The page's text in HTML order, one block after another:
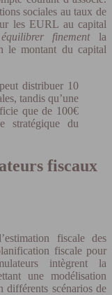
sociales au taux de
les EURL au capital
équilibrer finement la
le montant du capital
tandis qu’une
que de 100€
stratégique du
fiscaux
fiscale des
fiscale pour
intègrent la
une modélisation
différents scénarios de